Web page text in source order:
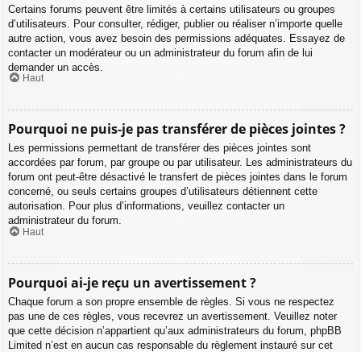
Certains forums peuvent être limités à certains utilisateurs ou groupes
d’utilisateurs. Pour consulter, rédiger, publier ou réaliser n’importe quelle
autre action, vous avez besoin des permissions adéquates. Essayez de
contacter un modérateur ou un administrateur du forum afin de lui
demander un accès.
Haut
Pourquoi ne puis-je pas transférer de pièces jointes ?
Les permissions permettant de transférer des pièces jointes sont
accordées par forum, par groupe ou par utilisateur. Les administrateurs du
forum ont peut-être désactivé le transfert de pièces jointes dans le forum
concerné, ou seuls certains groupes d’utilisateurs détiennent cette
autorisation. Pour plus d’informations, veuillez contacter un
administrateur du forum.
Haut
Pourquoi ai-je reçu un avertissement ?
Chaque forum a son propre ensemble de règles. Si vous ne respectez
pas une de ces règles, vous recevrez un avertissement. Veuillez noter
que cette décision n’appartient qu’aux administrateurs du forum, phpBB
Limited n’est en aucun cas responsable du règlement instauré sur cet